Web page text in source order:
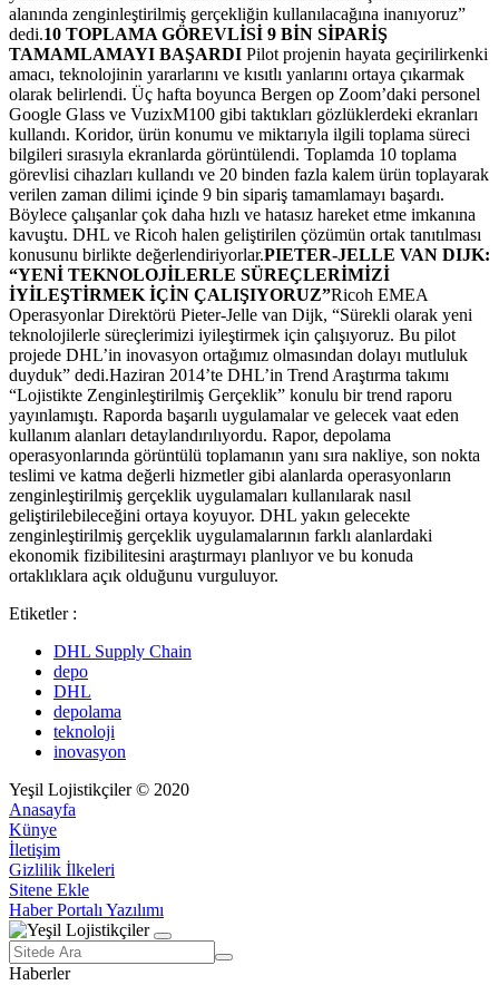
alanında zenginleştirilmiş gerçekliğin kullanılacağına inanıyoruz”
dedi.10 TOPLAMA GÖREVLİSİ 9 BİN SİPARİŞ
TAMAMLAMAYI BAŞARDI Pilot projenin hayata geçirilirkenki
amacı, teknolojinin yararlarını ve kısıtlı yanlarını ortaya çıkarmak
olarak belirlendi. Üç hafta boyunca Bergen op Zoom’daki personel
Google Glass ve VuzixM100 gibi taktıkları gözlüklerdeki ekranları
kullandı. Koridor, ürün konumu ve miktarıyla ilgili toplama süreci
bilgileri sırasıyla ekranlarda görüntülendi. Toplamda 10 toplama
görevlisi cihazları kullandı ve 20 binden fazla kalem ürün toplayarak
verilen zaman dilimi içinde 9 bin sipariş tamamlamayı başardı.
Böylece çalışanlar çok daha hızlı ve hatasız hareket etme imkanına
kavuştu. DHL ve Ricoh halen geliştirilen çözümün ortak tanıtılması
konusunu birlikte değerlendiriyorlar.PIETER-JELLE VAN DIJK:
“YENİ TEKNOLOJİLERLE SÜREÇLERİMİZİ
İYİLEŞTİRMEK İÇİN ÇALIŞIYORUZ”Ricoh EMEA
Operasyonlar Direktörü Pieter-Jelle van Dijk, “Sürekli olarak yeni
teknolojilerle süreçlerimizi iyileştirmek için çalışıyoruz. Bu pilot
projede DHL’in inovasyon ortağımız olmasından dolayı mutluluk
duyduk” dedi.Haziran 2014’te DHL’in Trend Araştırma takımı
“Lojistikte Zenginleştirilmiş Gerçeklik” konulu bir trend raporu
yayınlamıştı. Raporda başarılı uygulamalar ve gelecek vaat eden
kullanım alanları detaylandırılıyordu. Rapor, depolama
operasyonlarında görüntülü toplamanın yanı sıra nakliye, son nokta
teslimi ve katma değerli hizmetler gibi alanlarda operasyonların
zenginleştirilmiş gerçeklik uygulamaları kullanılarak nasıl
geliştirilebileceğini ortaya koyuyor. DHL yakın gelecekte
zenginleştirilmiş gerçeklik uygulamalarının farklı alanlardaki
ekonomik fizibilitesini araştırmayı planlıyor ve bu konuda
ortaklıklara açık olduğunu vurguluyor.
Etiketler :
DHL Supply Chain
depo
DHL
depolama
teknoloji
inovasyon
Yeşil Lojistikçiler © 2020
Anasayfa
Künye
İletişim
Gizlilik İlkeleri
Sitene Ekle
Haber Portalı Yazılımı
Haberler